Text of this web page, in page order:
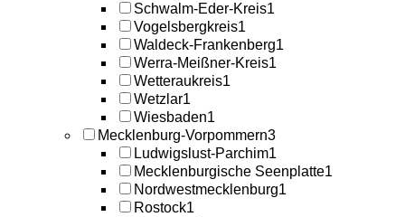
Schwalm-Eder-Kreis1
Vogelsbergkreis1
Waldeck-Frankenberg1
Werra-Meißner-Kreis1
Wetteraukreis1
Wetzlar1
Wiesbaden1
Mecklenburg-Vorpommern3
Ludwigslust-Parchim1
Mecklenburgische Seenplatte1
Nordwestmecklenburg1
Rostock1